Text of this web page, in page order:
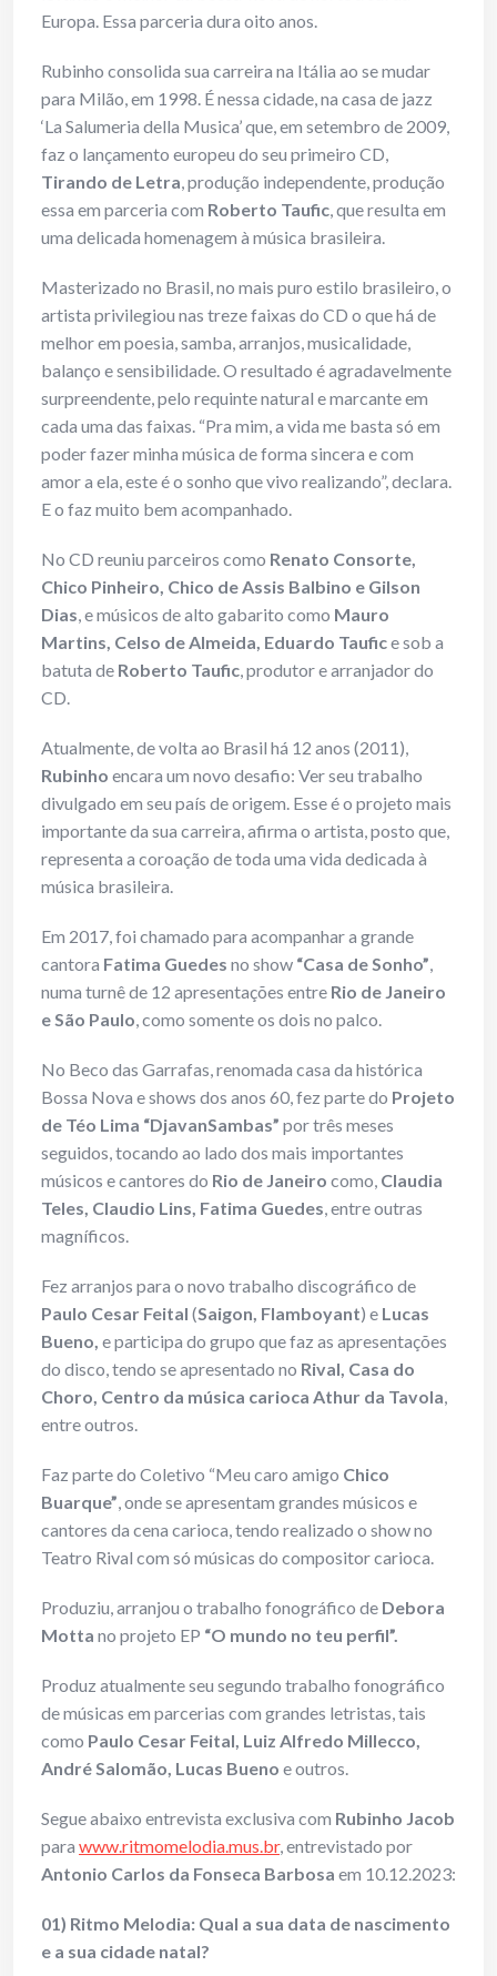
Europa. Essa parceria dura oito anos.
Rubinho consolida sua carreira na Itália ao se mudar
para Milão, em 1998. É nessa cidade, na casa de jazz
‘La Salumeria della Musica’ que, em setembro de 2009,
faz o lançamento europeu do seu primeiro CD,
Tirando de Letra, produção independente, produção
essa em parceria com Roberto Taufic, que resulta em
uma delicada homenagem à música brasileira.
Masterizado no Brasil, no mais puro estilo brasileiro, o
artista privilegiou nas treze faixas do CD o que há de
melhor em poesia, samba, arranjos, musicalidade,
balanço e sensibilidade. O resultado é agradavelmente
surpreendente, pelo requinte natural e marcante em
cada uma das faixas. “Pra mim, a vida me basta só em
poder fazer minha música de forma sincera e com
amor a ela, este é o sonho que vivo realizando”, declara.
E o faz muito bem acompanhado.
No CD reuniu parceiros como Renato Consorte,
Chico Pinheiro, Chico de Assis Balbino e Gilson
Dias, e músicos de alto gabarito como Mauro
Martins, Celso de Almeida, Eduardo Taufice sob a
batuta de Roberto Taufic, produtor e arranjador do
CD.
Atualmente, de volta ao Brasil há 12 anos (2011),
Rubinho encara um novo desafio: Ver seu trabalho
divulgado em seu país de origem. Esse é o projeto mais
importante da sua carreira, afirma o artista, posto que,
representa a coroação de toda uma vida dedicada à
música brasileira.
Em 2017, foi chamado para acompanhar a grande
cantora Fatima Guedes no show “Casa de Sonho”,
numa turnê de 12 apresentações entre Rio de Janeiro
e São Paulo, como somente os dois no palco.
No Beco das Garrafas, renomada casa da histórica
Bossa Nova e shows dos anos 60, fez parte do Projeto
de Téo Lima “DjavanSambas” por três meses
seguidos, tocando ao lado dos mais importantes
músicos e cantores do Rio de Janeiro como, Claudia
Teles, Claudio Lins, Fatima Guedes, entre outras
magníficos.
Fez arranjos para o novo trabalho discográfico de
Paulo Cesar Feital (Saigon, Flamboyant) e Lucas
Bueno, e participa do grupo que faz as apresentações
do disco, tendo se apresentado no Rival, Casa do
Choro, Centro da música carioca Athur da Tavola,
entre outros.
Faz parte do Coletivo “Meu caro amigo Chico
Buarque”, onde se apresentam grandes músicos e
cantores da cena carioca, tendo realizado o show no
Teatro Rival com só músicas do compositor carioca.
Produziu, arranjou o trabalho fonográfico de Debora
Motta no projeto EP “O mundo no teu perfil”.
Produz atualmente seu segundo trabalho fonográfico
de músicas em parcerias com grandes letristas, tais
como Paulo Cesar Feital, Luiz Alfredo Millecco,
André Salomão, Lucas Bueno e outros.
Segue abaixo entrevista exclusiva com Rubinho Jacob
para www.ritmomelodia.mus.br, entrevistado por
Antonio Carlos da Fonseca Barbosa em 10.12.2023:
01) Ritmo Melodia: Qual a sua data de nascimento
e a sua cidade natal?